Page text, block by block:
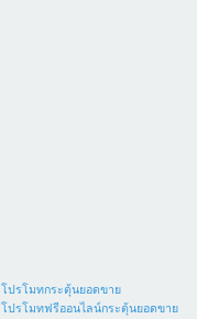
โปรโมทกระตุ้นยอดขาย
โปรโมทฟรีออนไลน์กระตุ้นยอดขาย